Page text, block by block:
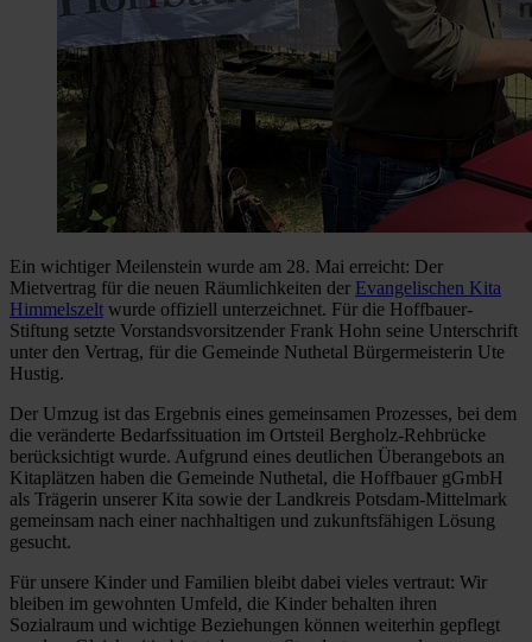
Ein wichtiger Meilenstein wurde am 28. Mai erreicht: Der
Mietvertrag für die neuen Räumlichkeiten der Evangelischen Kita
Himmelszelt wurde offiziell unterzeichnet. Für die Hoffbauer-
Stiftung setzte Vorstandsvorsitzender Frank Hohn seine Unterschrift
unter den Vertrag, für die Gemeinde Nuthetal Bürgermeisterin Ute
Hustig.
Der Umzug ist das Ergebnis eines gemeinsamen Prozesses, bei dem
die veränderte Bedarfssituation im Ortsteil Bergholz-Rehbrücke
berücksichtigt wurde. Aufgrund eines deutlichen Überangebots an
Kitaplätzen haben die Gemeinde Nuthetal, die Hoffbauer gGmbH
als Trägerin unserer Kita sowie der Landkreis Potsdam-Mittelmark
gemeinsam nach einer nachhaltigen und zukunftsfähigen Lösung
gesucht.
Für unsere Kinder und Familien bleibt dabei vieles vertraut: Wir
bleiben im gewohnten Umfeld, die Kinder behalten ihren
Sozialraum und wichtige Beziehungen können weiterhin gepflegt